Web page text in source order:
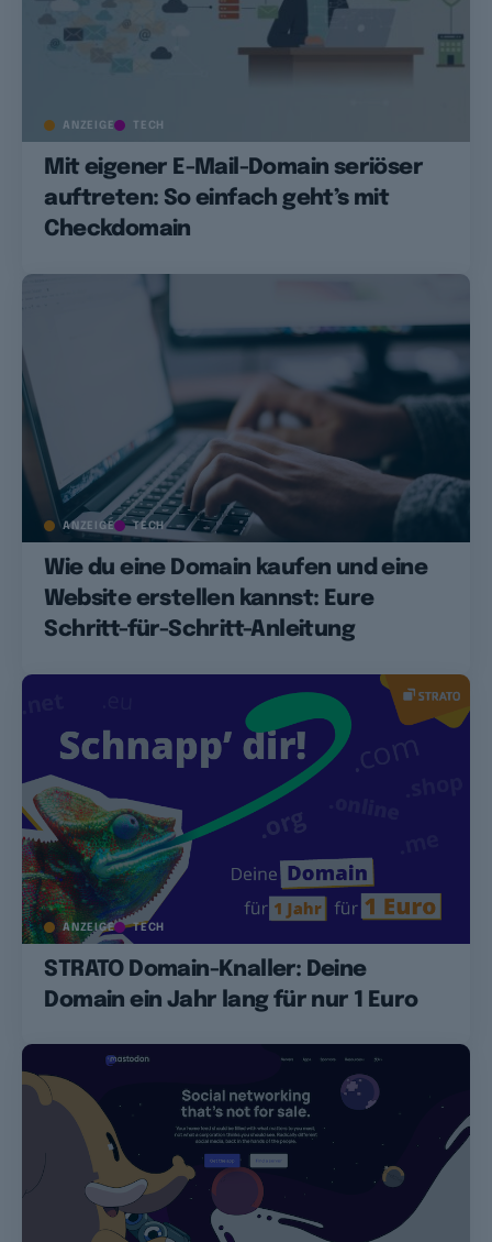
ANZEIGE TECH
Mit eigener E-Mail-Domain seriöser
auftreten: So einfach geht’s mit
Checkdomain
ANZEIGE TECH
Wie du eine Domain kaufen und eine
Website erstellen kannst: Eure
Schritt-für-Schritt-Anleitung
ANZEIGE TECH
STRATO Domain-Knaller: Deine
Domain ein Jahr lang für nur 1 Euro